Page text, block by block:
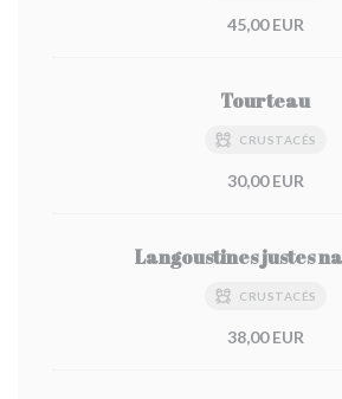
45,00 EUR
Tourteau
CRUSTACÉS
30,00 EUR
Langoustines justes
CRUSTACÉS
38,00 EUR